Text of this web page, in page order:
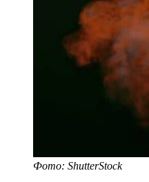
Фото: ShutterStock